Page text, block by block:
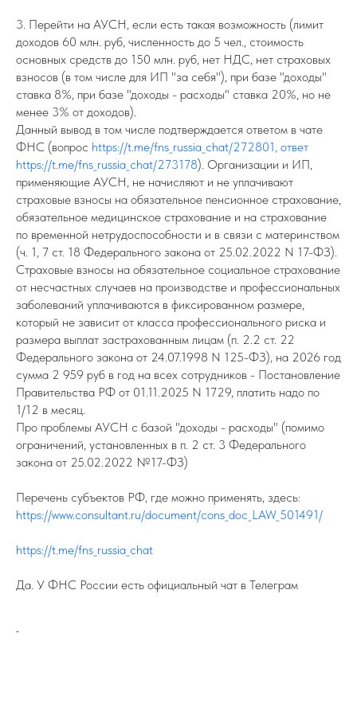
3. Перейти на АУСН, если есть такая возможность (лимит
доходов 60 млн. руб, численность до 5 чел., стоимость
основных средств до 150 млн. руб, нет НДС, нет страховых
взносов (в том числе для ИП "за себя"), при базе "доходы"
ставка 8%, при базе "доходы - расходы" ставка 20%, но не
менее 3% от доходов).
Данный вывод в том числе подтверждается ответом в чате
ФНС (вопрос https://t.me/fns_russia_chat/272801, ответ
https://t.me/fns_russia_chat/273178). Организации и ИП,
применяющие АУСН, не начисляют и не уплачивают
страховые взносы на обязательное пенсионное страхование,
обязательное медицинское страхование и на страхование
по временной нетрудоспособности и в связи с материнством
(ч. 1, 7 ст. 18 Федерального закона от 25.02.2022 N 17-ФЗ).
Страховые взносы на обязательное социальное страхование
от несчастных случаев на производстве и профессиональных
заболеваний уплачиваются в фиксированном размере,
который не зависит от класса профессионального риска и
размера выплат застрахованным лицам (п. 2.2 ст. 22
Федерального закона от 24.07.1998 N 125-ФЗ), на 2026 год
сумма 2 959 руб в год на всех сотрудников - Постановление
Правительства РФ от 01.11.2025 N 1729, платить надо по
1/12 в месяц.
Про проблемы АУСН с базой "доходы - расходы" (помимо
ограничений, установленных в п. 2 ст. 3 Федерального
закона от 25.02.2022 №17-ФЗ)
Перечень субъектов РФ, где можно применять, здесь:
https://www.consultant.ru/document/cons_doc_LAW_501491/
https://t.me/fns_russia_chat
Да. У ФНС России есть официальный чат в Телеграм
-